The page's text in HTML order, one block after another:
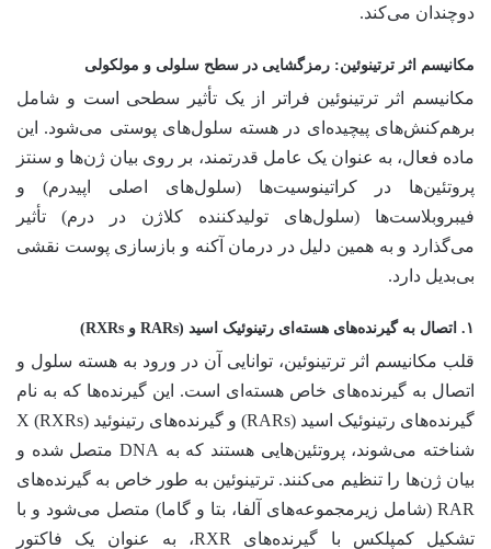
دوچندان می‌کند.
مکانیسم اثر ترتینوئین: رمزگشایی در سطح سلولی و مولکولی
مکانیسم اثر ترتینوئین فراتر از یک تأثیر سطحی است و شامل
برهم‌کنش‌های پیچیده‌ای در هسته سلول‌های پوستی می‌شود. این
ماده فعال، به عنوان یک عامل قدرتمند، بر روی بیان ژن‌ها و سنتز
پروتئین‌ها در کراتینوسیت‌ها (سلول‌های اصلی اپیدرم) و
فیبروبلاست‌ها (سلول‌های تولیدکننده کلاژن در درم) تأثیر
می‌گذارد و به همین دلیل در درمان آکنه و بازسازی پوست نقشی
بی‌بدیل دارد.
۱. اتصال به گیرنده‌های هسته‌ای رتینوئیک اسید (RARs و RXRs)
قلب مکانیسم اثر ترتینوئین، توانایی آن در ورود به هسته سلول و
اتصال به گیرنده‌های خاص هسته‌ای است. این گیرنده‌ها که به نام
گیرنده‌های رتینوئیک اسید (RARs) و گیرنده‌های رتینوئید X (RXRs)
شناخته می‌شوند، پروتئین‌هایی هستند که به DNA متصل شده و
بیان ژن‌ها را تنظیم می‌کنند. ترتینوئین به طور خاص به گیرنده‌های
RAR (شامل زیرمجموعه‌های آلفا، بتا و گاما) متصل می‌شود و با
تشکیل کمپلکس با گیرنده‌های RXR، به عنوان یک فاکتور